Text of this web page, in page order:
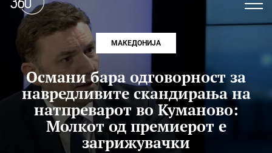
МАКЕДОНИЈА
Османи бара одговорност за
навредливите скандирања на
натпреварот во Куманово:
Молкот од премиерот е
загрижувачки